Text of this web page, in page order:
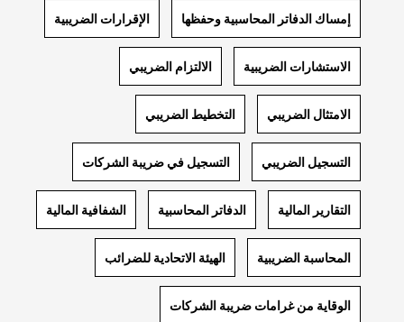
إمساك الدفاتر المحاسبية وحفظها الإقرارات الضريبية
الاستشارات الضريبية الالتزام الضريبي
الامتثال الضريبي التخطيط الضريبي
التسجيل الضريبي التسجيل في ضريبة الشركات
التقارير المالية الدفاتر المحاسبية الشفافية المالية
المحاسبة الضريبية الهيئة الاتحادية للضرائب
الوقاية من غرامات ضريبة الشركات